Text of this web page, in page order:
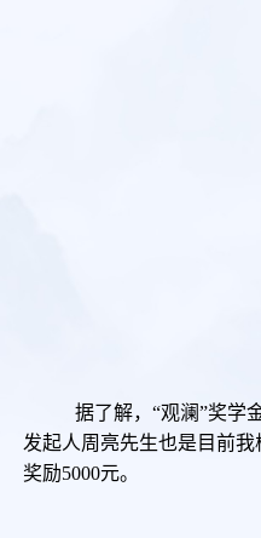
据了解， “观澜”奖学
发起人周亮先生也是目前
奖励5000元。